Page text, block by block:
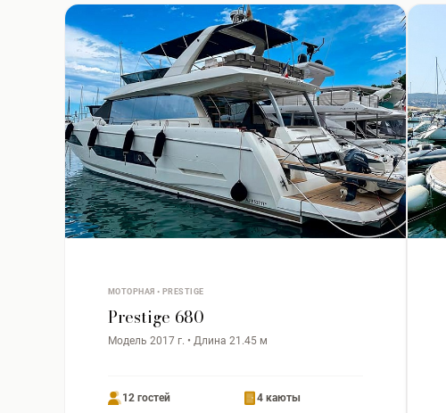
МОТОРНАЯ • PRESTIGE
Prestige 680
Модель 2017 г. • Длина 21.45 м
12 гостей 4 каюты